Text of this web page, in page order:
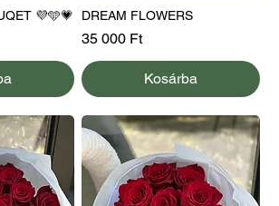
💜🩵💗 DREAM FLOWERS
Ár
35 000 Ft
Kosárba